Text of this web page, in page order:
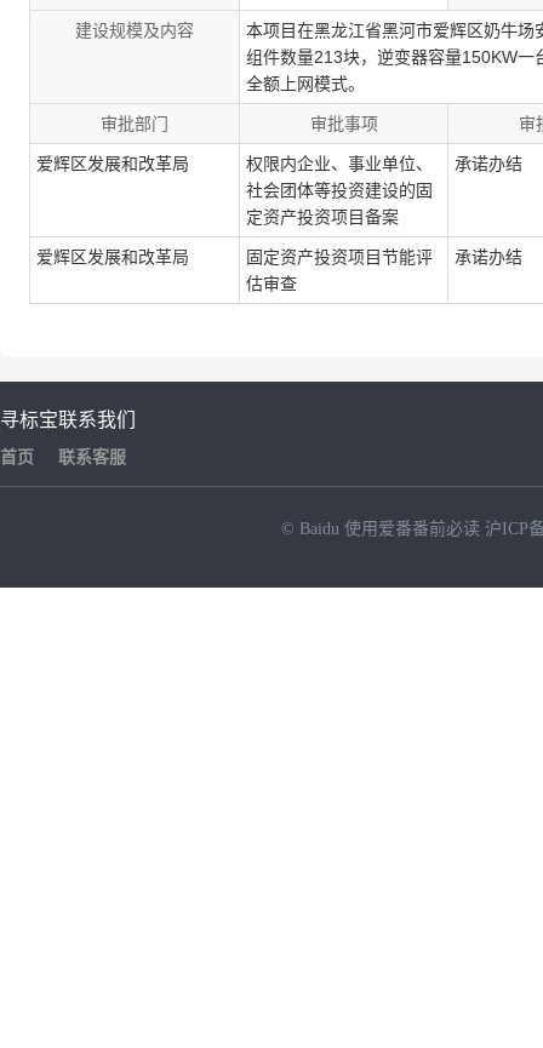
建设规模及内容
本项目在黑龙江省黑河市爱辉区奶牛
组件数量213块，逆变器容量150KW
全额上网模式。
审批部门 审批事项 审
爱辉区发展和改革局
权限内企业、事业单位、
社会团体等投资建设的固
定资产投资项目备案
承诺办结
爱辉区发展和改革局
固定资产投资项目节能评
估审查
承诺办结
寻标宝
首页
联系我们
联系客服
© Baidu 使用爱番番前必读 沪ICP